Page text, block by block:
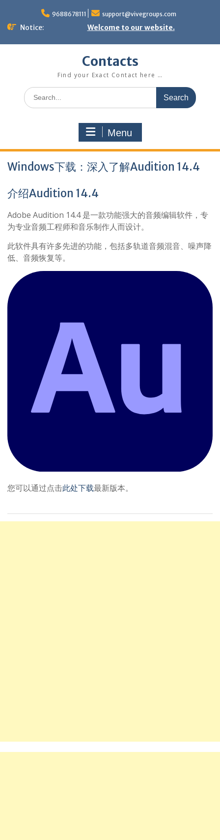
content
9688678111 support@vivegroups.com
Notice: Welcome to our website.
Contacts
Find your Exact Contact here …
Search
for:
Menu
Windows下载：深入了解Audition 14.4
介绍Audition 14.4
Adobe Audition 14.4 是一款功能强大的音频编辑软件，专
为专业音频工程师和音乐制作人而设计。
此软件具有许多先进的功能，包括多轨道音频混音、噪声降
低、音频恢复等。
您可以通过点击此处下载最新版本。